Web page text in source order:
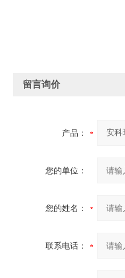
留言询价
产品：
您的单位：
您的姓名：
联系电话：